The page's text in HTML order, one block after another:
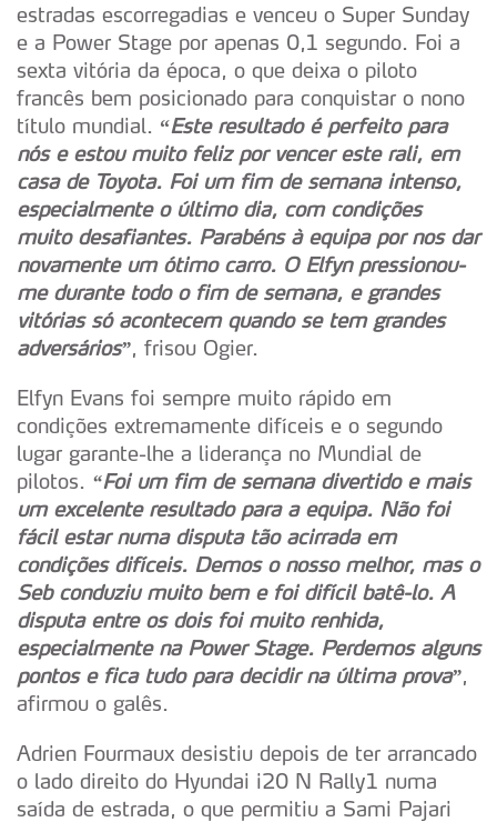
estradas escorregadias e venceu o Super Sunday
e a Power Stage por apenas 0,1 segundo. Foi a
sexta vitória da época, o que deixa o piloto
francês bem posicionado para conquistar o nono
título mundial. “Este resultado é perfeito para
nós e estou muito feliz por vencer este rali, em
casa de Toyota. Foi um fim de semana intenso,
especialmente o último dia, com condições
muito desafiantes. Parabéns à equipa por nos dar
novamente um ótimo carro. O Elfyn pressionou-
me durante todo o fim de semana, e grandes
vitórias só acontecem quando se tem grandes
adversários”, frisou Ogier.
Elfyn Evans foi sempre muito rápido em
condições extremamente difíceis e o segundo
lugar garante-lhe a liderança no Mundial de
pilotos. “Foi um fim de semana divertido e mais
um excelente resultado para a equipa. Não foi
fácil estar numa disputa tão acirrada em
condições difíceis. Demos o nosso melhor, mas o
Seb conduziu muito bem e foi difícil batê-lo. A
disputa entre os dois foi muito renhida,
especialmente na Power Stage. Perdemos alguns
pontos e fica tudo para decidir na última prova”,
afirmou o galês.
Adrien Fourmaux desistiu depois de ter arrancado
o lado direito do Hyundai i20 N Rally1 numa
saída de estrada, o que permitiu a Sami Pajari